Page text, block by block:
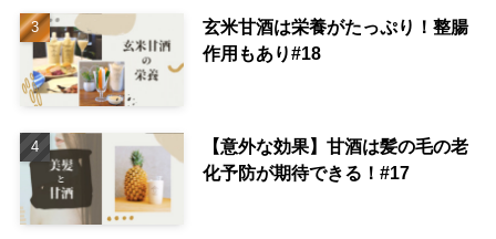
玄米甘酒は栄養がたっぷり！整腸
作用もあり#18
【意外な効果】甘酒は髪の毛の老
化予防が期待できる！#17